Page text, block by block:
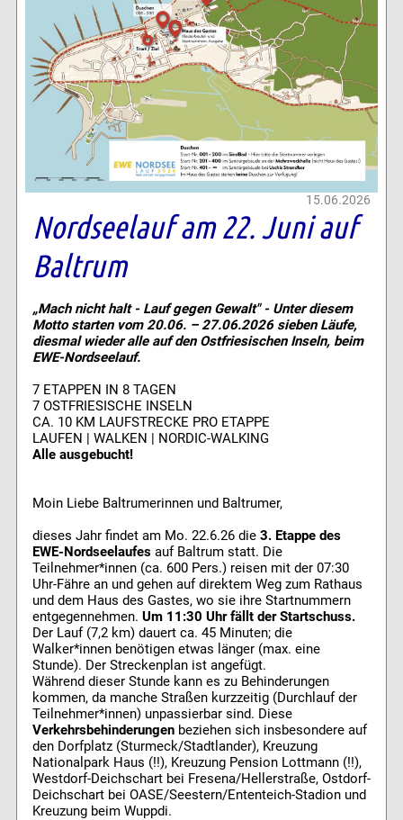
15.06.2026
Nordseelauf am 22. Juni auf
Baltrum
„Mach nicht halt - Lauf gegen Gewalt" - Unter diesem
Motto starten vom 20.06. – 27.06.2026 sieben Läufe,
diesmal wieder alle auf den Ostfriesischen Inseln, beim
EWE-Nordseelauf.
7 ETAPPEN IN 8 TAGEN
7 OSTFRIESISCHE INSELN
CA. 10 KM LAUFSTRECKE PRO ETAPPE
LAUFEN | WALKEN | NORDIC-WALKING
Alle ausgebucht!
Moin Liebe Baltrumerinnen und Baltrumer,
dieses Jahr findet am Mo. 22.6.26 die 3. Etappe des
EWE-Nordseelaufesauf Baltrum statt. Die
Teilnehmer*innen (ca. 600 Pers.) reisen mit der 07:30
Uhr-Fähre an und gehen auf direktem Weg zum Rathaus
und dem Haus des Gastes, wo sie ihre Startnummern
entgegennehmen. Um 11:30 Uhr fällt der Startschuss.
Der Lauf (7,2 km) dauert ca. 45 Minuten; die
Walker*innen benötigen etwas länger (max. eine
Stunde). Der Streckenplan ist angefügt.
Während dieser Stunde kann es zu Behinderungen
kommen, da manche Straßen kurzzeitig (Durchlauf der
Teilnehmer*innen) unpassierbar sind. Diese
Verkehrsbehinderungenbeziehen sich insbesondere auf
den Dorfplatz (Sturmeck/Stadtlander), Kreuzung
Nationalpark Haus (!!), Kreuzung Pension Lottmann (!!),
Westdorf-Deichschart bei Fresena/Hellerstraße, Ostdorf-
Deichschart bei OASE/Seestern/Ententeich-Stadion und
Kreuzung beim Wuppdi.